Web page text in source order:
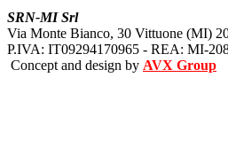
SRN-MI Srl
Via Monte Bianco, 30 Vittuone (MI)
P.IVA: IT09294170965 - REA: MI-
Concept and design by AVX Group